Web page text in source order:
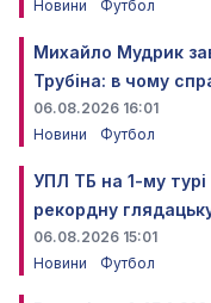
Новини
Футбол
Михайло Мудрик
Трубіна: в чому
06.08.2026 16:01
Новини
Футбол
УПЛ ТБ на 1-му турі
рекордну
06.08.2026 15:01
Новини
Футбол